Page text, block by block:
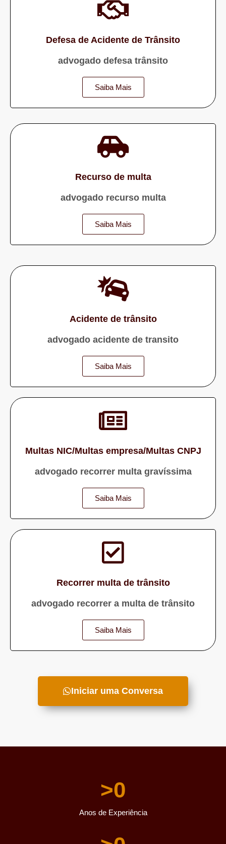
Defesa de Acidente de Trânsito
advogado defesa trânsito
Saiba Mais
Recurso de multa
advogado recurso multa
Saiba Mais
Acidente de trânsito
advogado acidente de transito
Saiba Mais
Multas NIC/Multas empresa/Multas CNPJ
advogado recorrer multa gravíssima
Saiba Mais
Recorrer multa de trânsito
advogado recorrer a multa de trânsito
Saiba Mais
Iniciar uma Conversa
Anos de Experiência
>0